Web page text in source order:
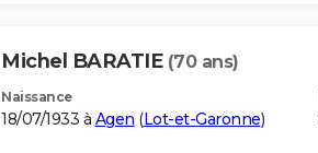
Michel BARATIE (70 ans)
Naissance
18/07/1933 à Agen (Lot-et-Garonne)